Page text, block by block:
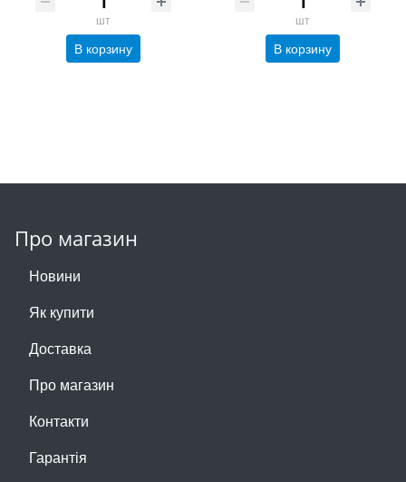
шт
В корзину
шт
В корзину
Про магазин
Новини
Як купити
Доставка
Про магазин
Контакти
Гарантія